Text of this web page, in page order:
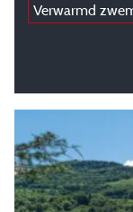
Verwarmd